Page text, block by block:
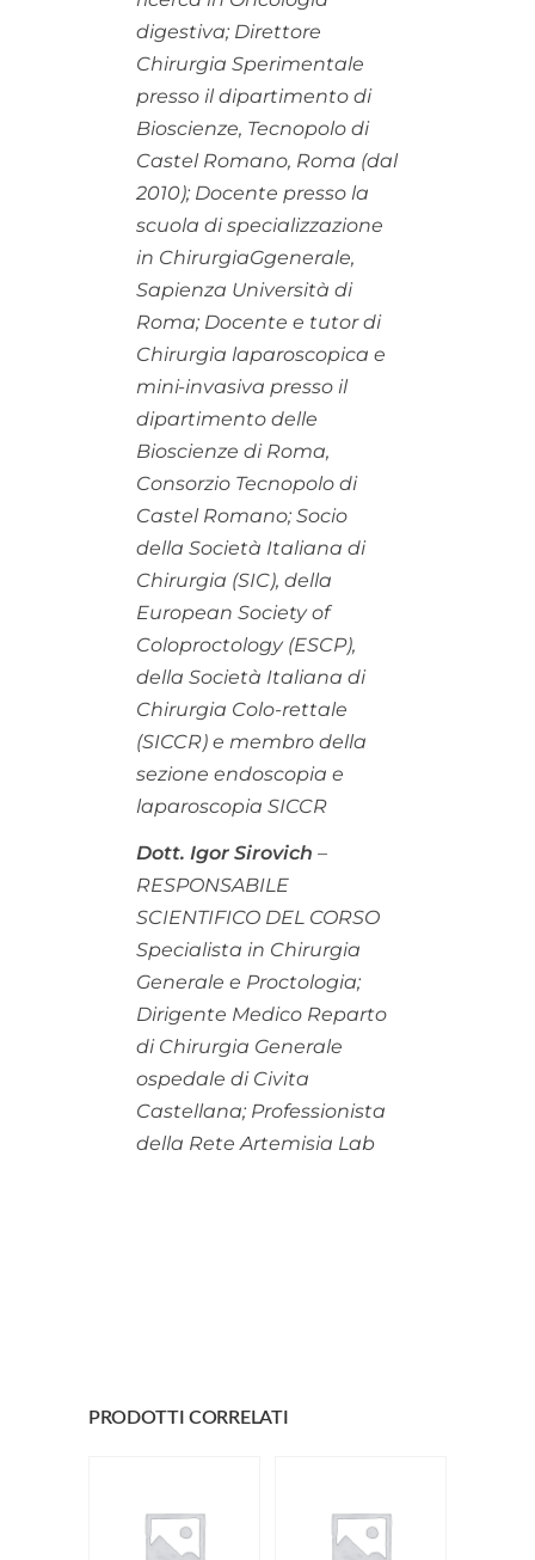
digestiva; Direttore
Chirurgia Sperimentale
presso il dipartimento di
Bioscienze, Tecnopolo di
Castel Romano, Roma (dal
2010); Docente presso la
scuola di specializzazione
in ChirurgiaGgenerale,
Sapienza Università di
Roma; Docente e tutor di
Chirurgia laparoscopica e
mini-invasiva presso il
dipartimento delle
Bioscienze di Roma,
Consorzio Tecnopolo di
Castel Romano; Socio
della Società Italiana di
Chirurgia (SIC), della
European Society of
Coloproctology (ESCP),
della Società Italiana di
Chirurgia Colo-rettale
(SICCR) e membro della
sezione endoscopia e
laparoscopia SICCR
Dott. Igor Sirovich –
RESPONSABILE
SCIENTIFICO DEL CORSO
Specialista in Chirurgia
Generale e Proctologia;
Dirigente Medico Reparto
di Chirurgia Generale
ospedale di Civita
Castellana; Professionista
della Rete Artemisia Lab
PRODOTTI CORRELATI